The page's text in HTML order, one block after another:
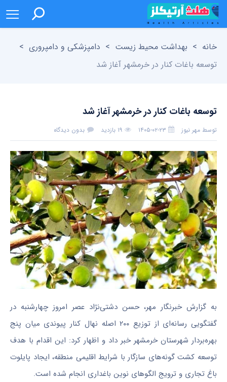
خانه > بهداشت محیط زیست > دامپزشکی و دامپروری >
توسعه باغات کنار در خرمشهر آغاز شد
توسعه باغات کنار در خرمشهر آغاز شد
توسط مهر نیوز ۱۴۰۵-۰۲-۲۳ ۱۹ بازدید بدون دیدگاه
به گزارش خبرنگار مهر، حسن دشتی‌نژاد عصر امروز چهارشنبه در
گفتگویی رسانه‌ای از توزیع ۲۰۰ اصله نهال کنار پیوندی میان پنج
بهره‌بردار شهرستان خرمشهر خبر داد و اظهار کرد: این اقدام با هدف
توسعه کشت گونه‌های سازگار با شرایط اقلیمی منطقه، ایجاد پایلوت
باغ تجاری و ترویج الگوهای نوین باغداری انجام شده است.